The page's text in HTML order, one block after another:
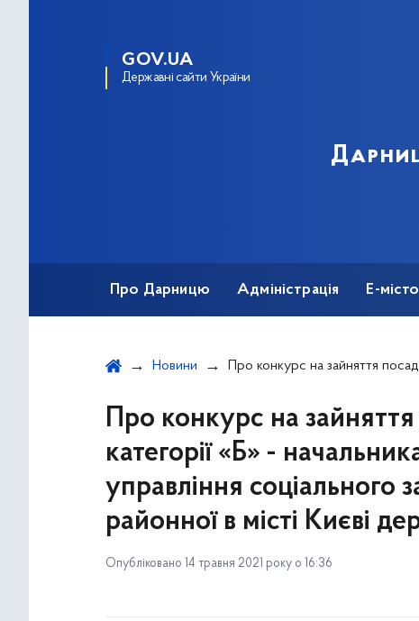
GOV.UA
Державні сайти України
Про Дарницю Адміністрація Е-місто
Новини Про конкурс на зайняття посади державної служби категорії «Б» - начальника відділу опіки та піклування управління соціального захисту
Про конкурс на
категорії «Б» -
управління соціального
районної в місті Києві
Опубліковано 14 травня 2021 року о 16:36